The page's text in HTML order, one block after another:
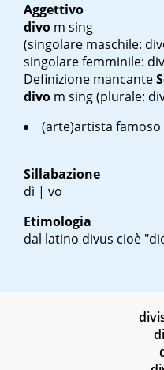
Aggettivo
divo m sing
(singolare maschile:
singolare femminile:
Definizione mancante
divo m sing(plurale:
(arte)artista famoso
Sillabazione
dì | vo
Etimologia
dal latino divus cioè